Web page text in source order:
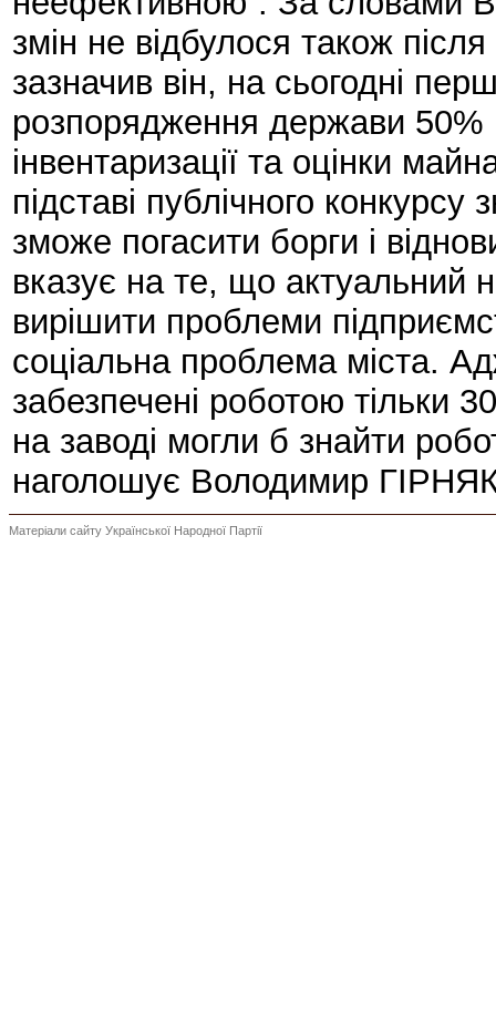
змін не відбулося також
зазначив він, на сьогодні
розпорядження держави
інвентаризації та оцінки
підставі публічного
зможе погасити борги і
вказує на те, що актуальний
вирішити проблеми
соціальна проблема міста.
забезпечені роботою тільки
на заводі могли б знайти
наголошує Володимир
Матеріали сайту Української Народної Партії